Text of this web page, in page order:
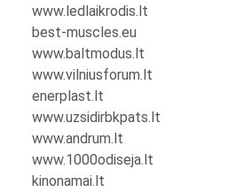
www.ledlaikrodis.lt
best-muscles.eu
www.baltmodus.lt
www.vilniusforum.lt
enerplast.lt
www.uzsidirbkpats.lt
www.andrum.lt
www.1000odiseja.lt
kinonamai.lt